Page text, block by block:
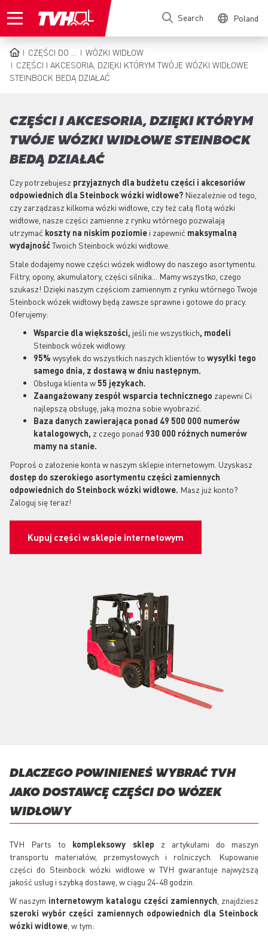
to
Search Poland
BREADCRUMB
CZĘŚCI DO ...
WÓZKI WIDŁOW
CZĘŚCI I AKCESORIA, DZIĘKI KTÓRYM TWÓJE WÓZKI WIDŁOWE
STEINBOCK BEDĄ DZIAŁAĆ
CZĘŚCI I AKCESORIA, DZIĘKI KTÓRYM
TWÓJE WÓZKI WIDŁOWE STEINBOCK
BEDĄ DZIAŁAĆ
Czy potrzebujesz przyjaznych dla budżetu części i akcesoriów
odpowiednich dla Steinbock wózki widłowe? Niezależnie od tego,
czy zarządzasz kilkoma wózki widłowe, czy też całą flotą wózki
widłowe, nasze części zamienne z rynku wtórnego pozwalają
utrzymać koszty na niskim poziomie i zapewnić maksymalną
wydajnośćTwoich Steinbock wózki widłowe.
Stale dodajemy nowe części wózek widłowy do naszego asortymentu.
Filtry, opony, akumulatory, części silnika... Mamy wszystko, czego
szukasz! Dzięki naszym częściom zamiennym z rynku wtórnego Twoje
Steinbock wózek widłowy będą zawsze sprawne i gotowe do pracy.
Oferujemy:
Wsparcie dla większości, jeśli nie wszystkich, modeli
Steinbock wózek widłowy.
95% wysyłek do wszystkich naszych klientów to wysyłki tego
samego dnia, z dostawą w dniu następnym.
Obsługa klienta w 55 językach.
Zaangażowany zespół wsparcia technicznego zapewni Ci
najlepszą obsługę, jaką można sobie wyobrazić.
Baza danych zawierająca ponad 49 500 000 numerów
katalogowych, z czego ponad 930 000 różnych numerów
mamy na stanie.
Poproś o założenie konta w naszym sklepie internetowym. Uzyskasz
dostęp do szerokiego asortymentu części zamiennych
odpowiednich do Steinbockwózki widłowe. Masz już konto?
Zaloguj się teraz!
Kupuj części w sklepie internetowym
DLACZEGO POWINIENEŚ WYBRAĆ TVH
JAKO DOSTAWCĘ CZĘŚCI DO WÓZEK
WIDŁOWY
TVH Parts to kompleksowy sklep z artykułami do maszyn
transportu materiałów, przemysłowych i rolniczych. Kupowanie
części do Steinbock wózki widłowe w TVH gwarantuje najwyższą
jakość usług i szybką dostawę, w ciągu 24-48 godzin.
W naszym internetowym katalogu części zamiennych , znajdziesz
szeroki wybór części zamiennych odpowiednich dla Steinbock
wózki widłowe , w tym: